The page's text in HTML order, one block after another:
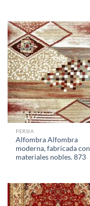
PERSIA
Alfombra Alfombra
moderna, fabricada con
materiales nobles. 873